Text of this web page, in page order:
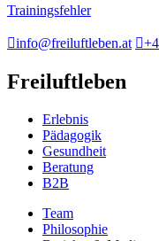
Trainingsfehler
info@freiluftleben.at
Freiluftleben
Erlebnis
Pädagogik
Gesundheit
Beratung
B2B
Team
Philosophie